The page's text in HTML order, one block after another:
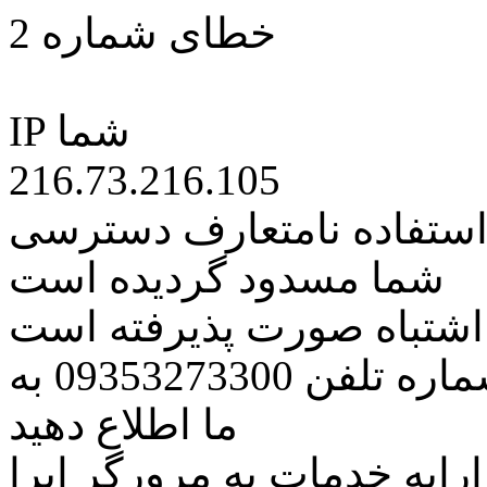
خطای شماره 2
IP شما
216.73.216.105
نامتعارف دسترسی
شما مسدود گردیده است
اشتباه صورت پذیرفته است
مراتب این مسئله را از طریق شماره تلفن 09353273300 به
ما اطلاع دهید
خدمات به مرورگر اپرا